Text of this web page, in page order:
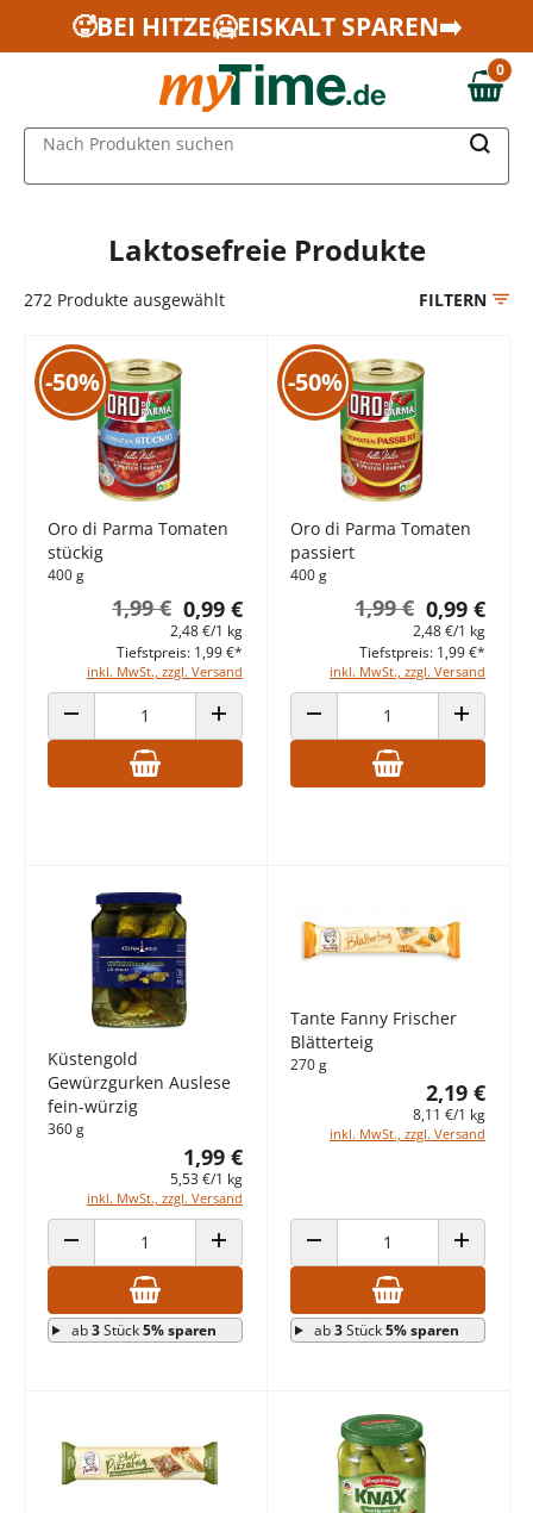
Zum Hauptinhalt springen
Zur Navigation springen
Zur Suche springen
🥵BEI HITZE🥶EISKALT SPAREN➡️
0,00 €
0
Nach Produkten suchen
Laktosefreie Produkte
272 Produkte ausgewählt FILTERN
-50%
Oro di Parma Tomaten
stückig
400 g
0,99 €
1,99 €
2,48 €/1 kg
inkl. MwSt., zzgl. Versand
Tiefstpreis: 1,99 €*
ANZAHL VERRINGERN ANZAHL ERHÖHEN
-50%
Oro di Parma Tomaten
passiert
400 g
0,99 €
1,99 €
2,48 €/1 kg
inkl. MwSt., zzgl. Versand
Tiefstpreis: 1,99 €*
ANZAHL VERRINGERN ANZAHL
Küstengold
Gewürzgurken Auslese
fein-würzig
360 g
1,99 €
5,53 €/1 kg
inkl. MwSt., zzgl. Versand
ANZAHL VERRINGERN ANZAHL ERHÖHEN
ab3Stück5% sparen
Tante Fanny Frischer
Blätterteig
270 g
2,19 €
8,11 €/1 kg
inkl. MwSt., zzgl. Versand
ANZAHL VERRINGERN ANZAHL
ab3Stück5% sparen